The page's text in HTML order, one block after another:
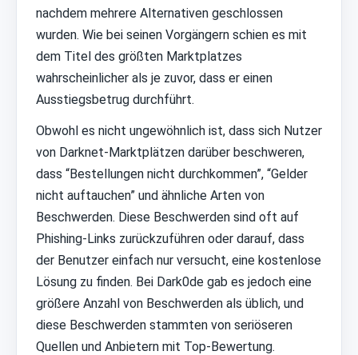
nachdem mehrere Alternativen geschlossen
wurden. Wie bei seinen Vorgängern schien es mit
dem Titel des größten Marktplatzes
wahrscheinlicher als je zuvor, dass er einen
Ausstiegsbetrug durchführt.
Obwohl es nicht ungewöhnlich ist, dass sich Nutzer
von Darknet-Marktplätzen darüber beschweren,
dass “Bestellungen nicht durchkommen”, “Gelder
nicht auftauchen” und ähnliche Arten von
Beschwerden. Diese Beschwerden sind oft auf
Phishing-Links zurückzuführen oder darauf, dass
der Benutzer einfach nur versucht, eine kostenlose
Lösung zu finden. Bei Dark0de gab es jedoch eine
größere Anzahl von Beschwerden als üblich, und
diese Beschwerden stammten von seriöseren
Quellen und Anbietern mit Top-Bewertung.